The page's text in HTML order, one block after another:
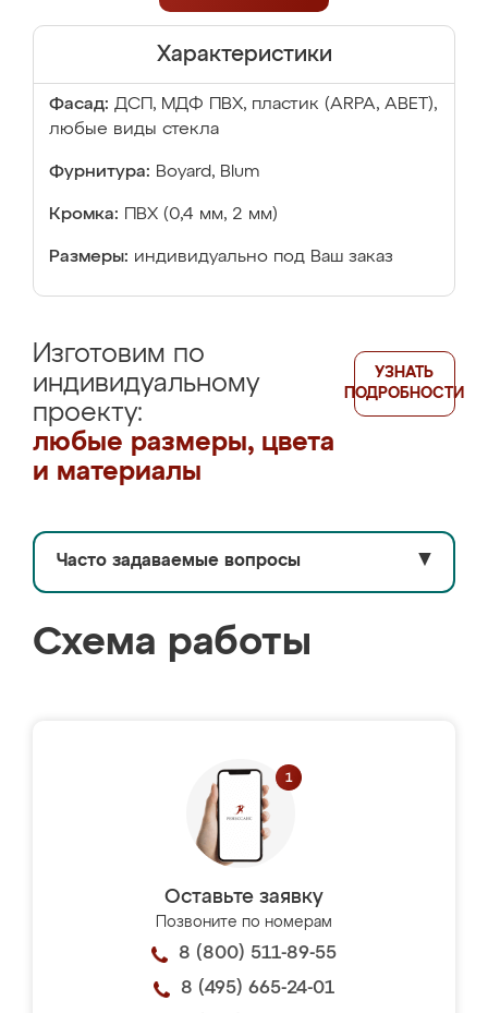
Характеристики
Фасад: ДСП, МДФ ПВХ, пластик (ARPA, ABET),
любые виды стекла
Фурнитура: Boyard, Blum
Кромка: ПВХ (0,4 мм, 2 мм)
Размеры: индивидуально под Ваш заказ
Изготовим по
индивидуальному
проекту:
любые размеры, цвета
и материалы
УЗНАТЬ
ПОДРОБНОСТИ
Часто задаваемые вопросы ▼
Схема работы
Оставьте заявку
Позвоните по номерам
8 (800) 511-89-55
8 (495) 665-24-01